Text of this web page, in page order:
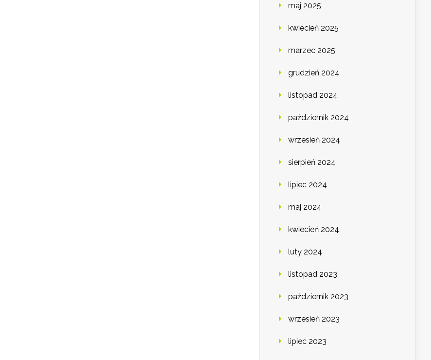
maj 2025
kwiecień 2025
marzec 2025
grudzień 2024
listopad 2024
październik 2024
wrzesień 2024
sierpień 2024
lipiec 2024
maj 2024
kwiecień 2024
luty 2024
listopad 2023
październik 2023
wrzesień 2023
lipiec 2023